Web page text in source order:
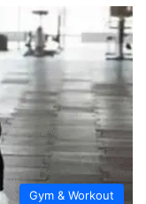
Gym & Workout